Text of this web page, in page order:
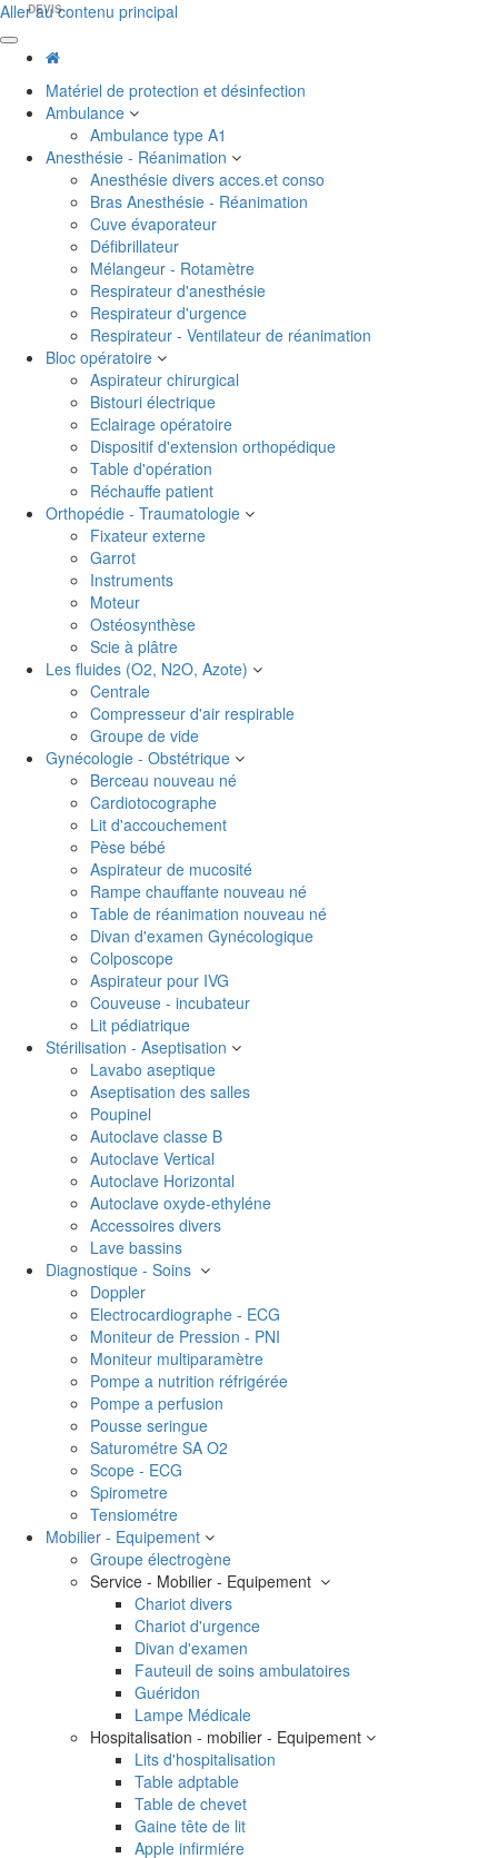
Aller au contenu principal
Matériel de protection et désinfection
Ambulance
Ambulance type A1
Anesthésie - Réanimation
Anesthésie divers acces.et conso
Bras Anesthésie - Réanimation
Cuve évaporateur
Défibrillateur
Mélangeur - Rotamètre
Respirateur d'anesthésie
Respirateur d'urgence
Respirateur - Ventilateur de réanimation
Bloc opératoire
Aspirateur chirurgical
Bistouri électrique
Eclairage opératoire
Dispositif d'extension orthopédique
Table d'opération
Réchauffe patient
Orthopédie - Traumatologie
Fixateur externe
Garrot
Instruments
Moteur
Ostéosynthèse
Scie à plâtre
Les fluides (O2, N2O, Azote)
Centrale
Compresseur d'air respirable
Groupe de vide
Gynécologie - Obstétrique
Berceau nouveau né
Cardiotocographe
Lit d'accouchement
Pèse bébé
Aspirateur de mucosité
Rampe chauffante nouveau né
Table de réanimation nouveau né
Divan d'examen Gynécologique
Colposcope
Aspirateur pour IVG
Couveuse - incubateur
Lit pédiatrique
Stérilisation - Aseptisation
Lavabo aseptique
Aseptisation des salles
Poupinel
Autoclave classe B
Autoclave Vertical
Autoclave Horizontal
Autoclave oxyde-ethyléne
Accessoires divers
Lave bassins
Diagnostique - Soins
Doppler
Electrocardiographe - ECG
Moniteur de Pression - PNI
Moniteur multiparamètre
Pompe a nutrition réfrigérée
Pompe a perfusion
Pousse seringue
Saturométre SA O2
Scope - ECG
Spirometre
Tensiométre
Mobilier - Equipement
Groupe électrogène
Service - Mobilier - Equipement
Chariot divers
Chariot d'urgence
Divan d'examen
Fauteuil de soins ambulatoires
Guéridon
Lampe Médicale
Hospitalisation - mobilier - Equipement
Lits d'hospitalisation
Table adptable
Table de chevet
Gaine tête de lit
Apple infirmiére
DEVIS